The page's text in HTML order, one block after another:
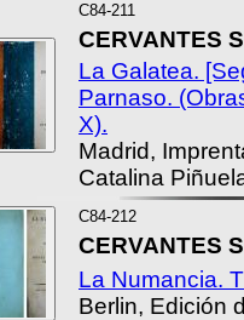
C84-211
CERVANTES
La Galatea.
Parnaso.
X).
Madrid,
Catalina
C84-212
CERVANTES
La Numancia.
Berlin, Edición